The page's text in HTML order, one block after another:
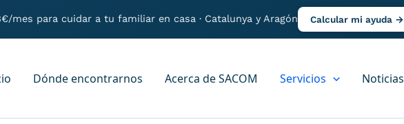
mes para cuidar a tu familiar en casa · Catalunya y Aragón Calcular mi ayuda →
Dónde encontrarnos Acerca de SACOM Servicios Noticias